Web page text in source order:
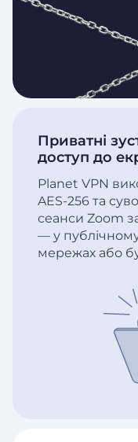
Приватні
доступ до
Planet VPN
AES-256 та
сеанси Zoom
— у
мережах або